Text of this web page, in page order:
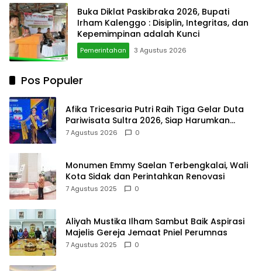
Buka Diklat Paskibraka 2026, Bupati
Irham Kalenggo : Disiplin, Integritas, dan
Kepemimpinan adalah Kunci
Pemerintahan 3 Agustus 2026
Pos Populer
Afika Tricesaria Putri Raih Tiga Gelar Duta
Pariwisata Sultra 2026, Siap Harumkan
Nama Daerah di Tingkat Nasional
7 Agustus 2026 0
Monumen Emmy Saelan Terbengkalai, Wali
Kota Sidak dan Perintahkan Renovasi
7 Agustus 2025 0
Aliyah Mustika Ilham Sambut Baik Aspirasi
Majelis Gereja Jemaat Pniel Perumnas
7 Agustus 2025 0